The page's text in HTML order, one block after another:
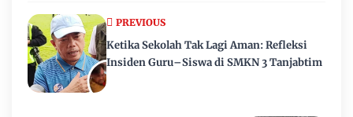
PREVIOUS
Ketika Sekolah Tak Lagi Aman: Refleksi
Insiden Guru–Siswa di SMKN 3 Tanjabtim